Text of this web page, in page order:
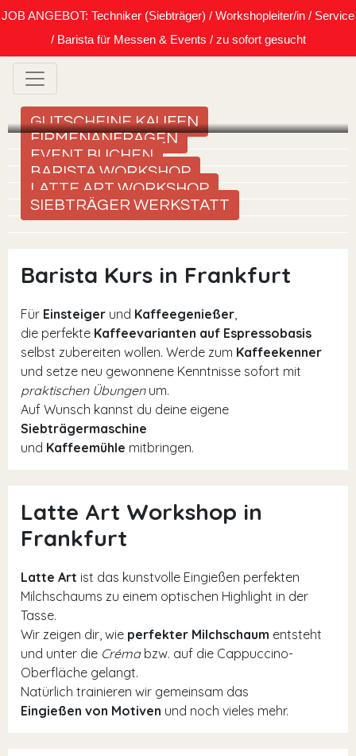
JOB ANGEBOT: Techniker (Siebträger) / Workshopleiter/in / Service
/ Barista für Messen & Events / zu sofort gesucht
GUTSCHEINE KAUFEN
FIRMENANFRAGEN
EVENT BUCHEN
BARISTA WORKSHOP
LATTE ART WORKSHOP
SIEBTRÄGER WERKSTATT
Barista Kurs in Frankfurt
Für Einsteiger und Kaffeegenießer,
die perfekte Kaffeevarianten auf Espressobasis
selbst zubereiten wollen. Werde zum Kaffeekenner
und setze neu gewonnene Kenntnisse sofort mit
praktischen Übungenum.
Auf Wunsch kannst du deine eigene
Siebträgermaschine
und Kaffeemühle mitbringen.
Latte Art Workshop in
Frankfurt
Latte Art ist das kunstvolle Eingießen perfekten
Milchschaums zu einem optischen Highlight in der
Tasse.
Wir zeigen dir, wie perfekter Milchschaum entsteht
und unter die Crémabzw. auf die Cappuccino-
Oberfläche gelangt.
Natürlich trainieren wir gemeinsam das
Eingießen von Motiven und noch vieles mehr.